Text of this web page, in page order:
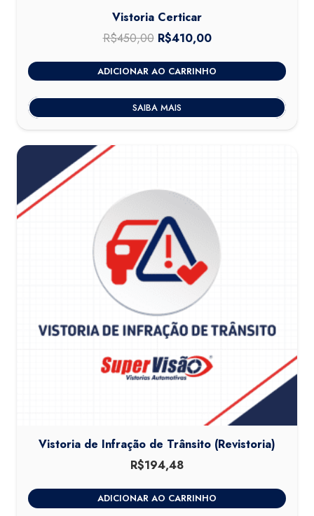
Vistoria Certicar
R$450,00 O
preço
original
era:
R$450,00.
R$410,00O
preço
atual
é:
R$410,00.
ADICIONAR AO CARRINHO
SAIBA MAIS
Vistoria de Infração de Trânsito (Revistoria)
R$194,48
ADICIONAR AO CARRINHO